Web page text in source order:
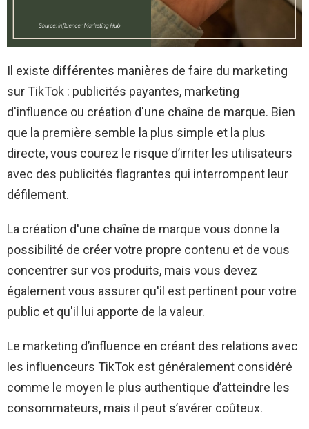
Il existe différentes manières de faire du marketing
sur TikTok : publicités payantes, marketing
d'influence ou création d'une chaîne de marque. Bien
que la première semble la plus simple et la plus
directe, vous courez le risque d’irriter les utilisateurs
avec des publicités flagrantes qui interrompent leur
défilement.
La création d'une chaîne de marque vous donne la
possibilité de créer votre propre contenu et de vous
concentrer sur vos produits, mais vous devez
également vous assurer qu'il est pertinent pour votre
public et qu'il lui apporte de la valeur.
Le marketing d’influence en créant des relations avec
les influenceurs TikTok est généralement considéré
comme le moyen le plus authentique d’atteindre les
consommateurs, mais il peut s’avérer coûteux.